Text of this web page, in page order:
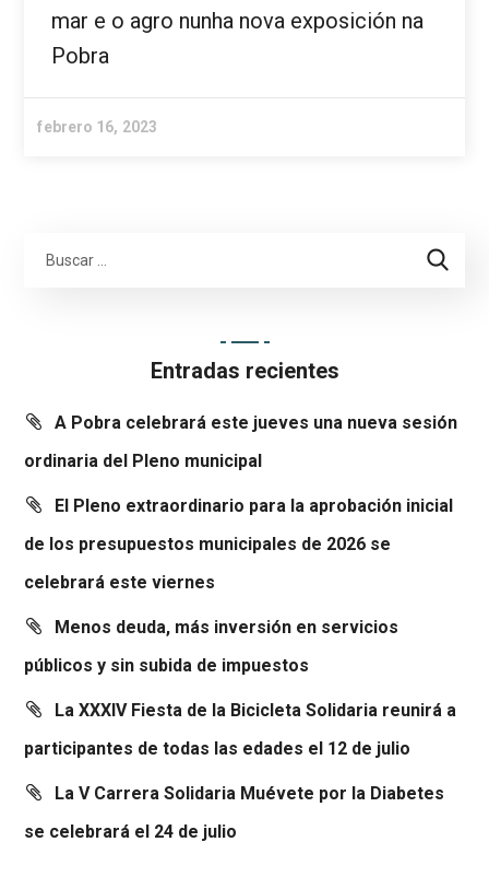
mar e o agro nunha nova exposición na
Pobra
febrero 16, 2023
Entradas recientes
A Pobra celebrará este jueves una nueva sesión
ordinaria del Pleno municipal
El Pleno extraordinario para la aprobación inicial
de los presupuestos municipales de 2026 se
celebrará este viernes
Menos deuda, más inversión en servicios
públicos y sin subida de impuestos
La XXXIV Fiesta de la Bicicleta Solidaria reunirá a
participantes de todas las edades el 12 de julio
La V Carrera Solidaria Muévete por la Diabetes
se celebrará el 24 de julio